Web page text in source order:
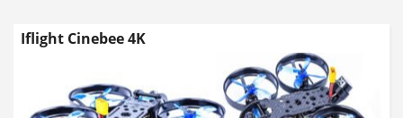
Iflight Cinebee 4K